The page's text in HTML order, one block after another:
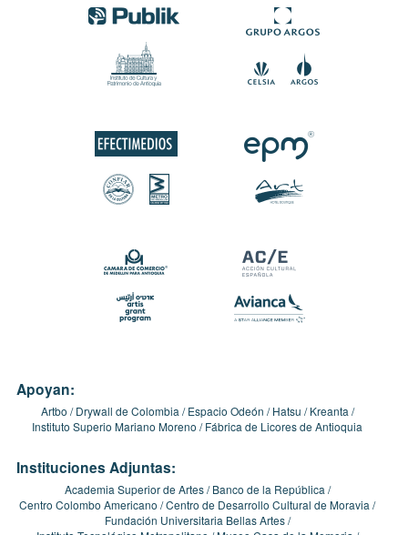
Apoyan:
Artbo Drywall de Colombia Espacio Odeón Hatsu
Kreanta
Instituto Superio Mariano Moreno
Fábrica de Licores de Antioquia
Instituciones Adjuntas:
Academia Superior de Artes
Banco de la República
Centro Colombo Americano Centro de Desarrollo Cultural de Moravia
Fundación Universitaria Bellas Artes